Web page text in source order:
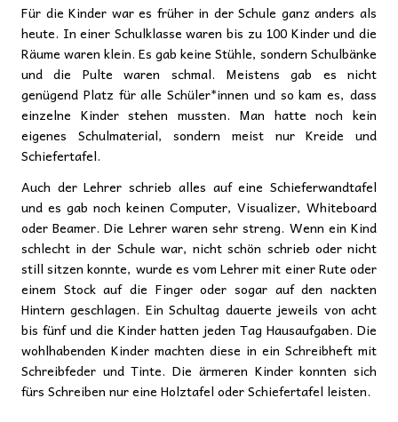
Für die Kinder war es früher in der Schule ganz anders als
heute. In einer Schulklasse waren bis zu 100 Kinder und die
Räume waren klein. Es gab keine Stühle, sondern Schulbänke
und die Pulte waren schmal. Meistens gab es nicht
genügend Platz für alle Schüler*innen und so kam es, dass
einzelne Kinder stehen mussten. Man hatte noch kein
eigenes Schulmaterial, sondern meist nur Kreide und
Schiefertafel.
Auch der Lehrer schrieb alles auf eine Schieferwandtafel
und es gab noch keinen Computer, Visualizer, Whiteboard
oder Beamer. Die Lehrer waren sehr streng. Wenn ein Kind
schlecht in der Schule war, nicht schön schrieb oder nicht
still sitzen konnte, wurde es vom Lehrer mit einer Rute oder
einem Stock auf die Finger oder sogar auf den nackten
Hintern geschlagen. Ein Schultag dauerte jeweils von acht
bis fünf und die Kinder hatten jeden Tag Hausaufgaben. Die
wohlhabenden Kinder machten diese in ein Schreibheft mit
Schreibfeder und Tinte. Die ärmeren Kinder konnten sich
fürs Schreiben nur eine Holztafel oder Schiefertafel leisten.